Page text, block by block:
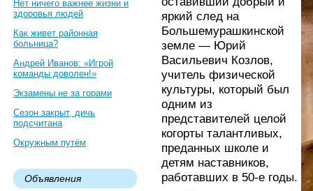
Нет ничего важнее жизни и
здоровья людей
Как живет районная
больница?
Андрей Иванов: «Игрой
команды доволен!»
Экзамены не за горами
Сезон закрыт, дичь
подсчитана
Окружным путём
Объявления
яркий след на
Большемурашкинской
земле — Юрий
Васильевич Козлов,
учитель физической
культуры, который был
одним из
представителей целой
когорты талантливых,
преданных школе и
детям наставников,
работавших в 50-е годы.